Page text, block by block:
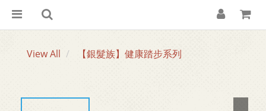
View All 【銀髮族】健康踏步系列